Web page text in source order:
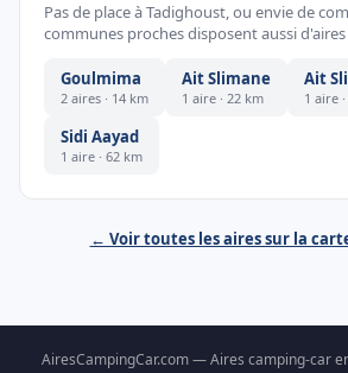
Pas de place à Tadighoust, ou envie de
communes proches disposent aussi d'aires
Goulmima
2 aires · 14 km
Ait Slimane
1 aire · 22 km
Ait
1 aire
Sidi Aayad
1 aire · 62 km
← Voir toutes les aires sur la
AiresCampingCar.com — Aires camping-car